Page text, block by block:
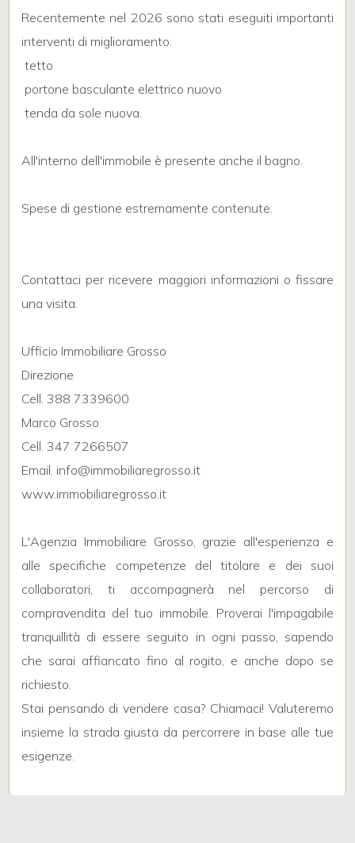
Recentemente nel 2026 sono stati eseguiti importanti
interventi di miglioramento:
 tetto
 portone basculante elettrico nuovo
 tenda da sole nuova.
All'interno dell'immobile è presente anche il bagno.
Spese di gestione estremamente contenute.
Contattaci per ricevere maggiori informazioni o fissare
una visita.
Ufficio Immobiliare Grosso
Direzione
Cell. 388 7339600
Marco Grosso
Cell. 347 7266507
Email. info@immobiliaregrosso.it
www.immobiliaregrosso.it
L'Agenzia Immobiliare Grosso, grazie all'esperienza e
alle specifiche competenze del titolare e dei suoi
collaboratori, ti accompagnerà nel percorso di
compravendita del tuo immobile. Proverai l'impagabile
tranquillità di essere seguito in ogni passo, sapendo
che sarai affiancato fino al rogito, e anche dopo se
richiesto.
Stai pensando di vendere casa? Chiamaci! Valuteremo
insieme la strada giusta da percorrere in base alle tue
esigenze.
Qualsiasi
1
Camere
minime
3
4
5
5+